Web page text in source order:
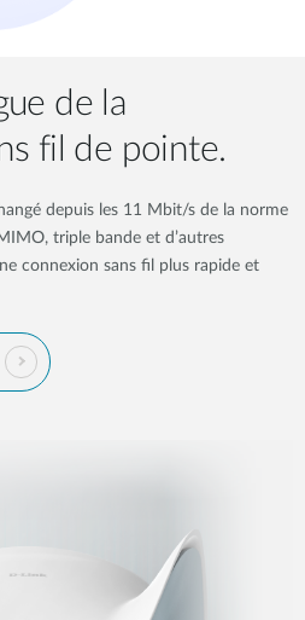
de la
fil de pointe.
depuis les 11 Mbit/s de la norme
triple bande et d’autres
connexion sans fil plus rapide et